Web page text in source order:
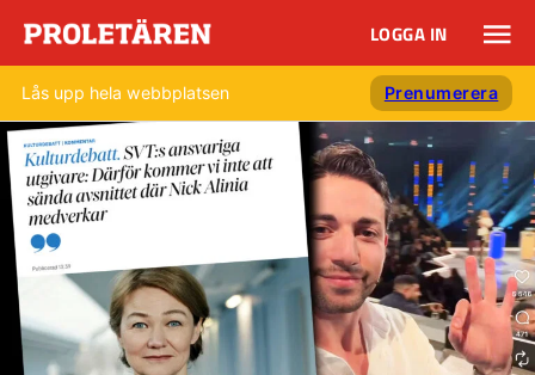
LOGGA IN
Lås upp hela webbplatsen Prenumerera